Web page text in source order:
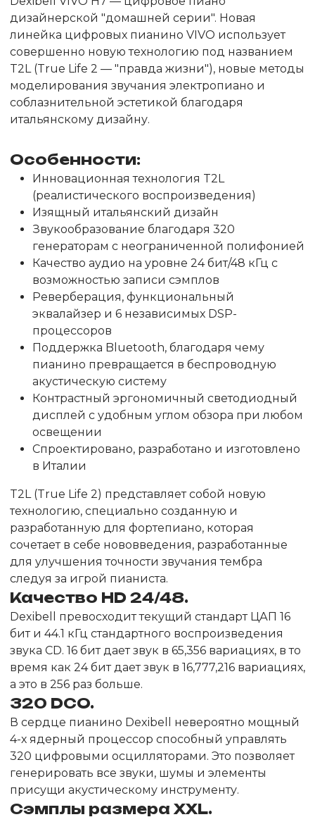
дизайнерской "домашней серии". Новая
линейка цифровых пианино VIVO использует
совершенно новую технологию под названием
T2L (True Life 2 — "правда жизни"), новые методы
моделирования звучания электропиано и
соблазнительной эстетикой благодаря
итальянскому дизайну.
Особенности:
Инновационная технология T2L
(реалистического воспроизведения)
Изящный итальянский дизайн
Звукообразование благодаря 320
генераторам с неограниченной полифонией
Качество аудио на уровне 24 бит/48 кГц с
возможностью записи сэмплов
Реверберация, функциональный
эквалайзер и 6 независимых DSP-
процессоров
Поддержка Bluetooth, благодаря чему
пианино превращается в беспроводную
акустическую систему
Контрастный эргономичный светодиодный
дисплей с удобным углом обзора при любом
освещении
Спроектировано, разработано и изготовлено
в Италии
T2L (True Life 2) представляет собой новую
технологию, специально созданную и
разработанную для фортепиано, которая
сочетает в себе нововведения, разработанные
для улучшения точности звучания тембра
следуя за игрой пианиста.
Качество HD 24/48.
Dexibell превосходит текущий стандарт ЦАП 16
бит и 44.1 кГц стандартного воспроизведения
звука CD. 16 бит дает звук в 65,356 вариациях, в то
время как 24 бит дает звук в 16,777,216 вариациях,
а это в 256 раз больше.
320 DCO.
В сердце пианино Dexibell невероятно мощный
4-х ядерный процессор способный управлять
320 цифровыми осцилляторами. Это позволяет
генерировать все звуки, шумы и элементы
присущи акустическому инструменту.
Сэмплы размера XXL.